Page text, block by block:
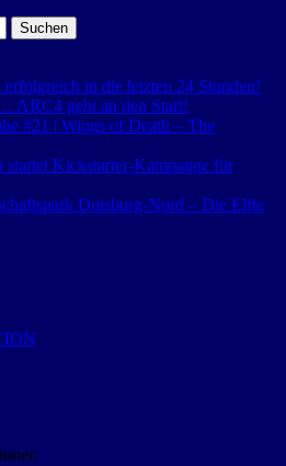
in die letzten 24 Stunden!
ARC4 geht an den Start!
#21 | Wings of Death – The
Kickstarter-Kampagne für
Duisburg-Nord – Die Elfte